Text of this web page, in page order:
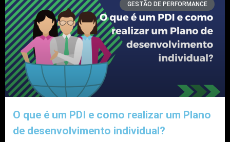
GESTÃO DE PERFORMANCE
O que é um PDI e como realizar um Plano
de desenvolvimento individual?